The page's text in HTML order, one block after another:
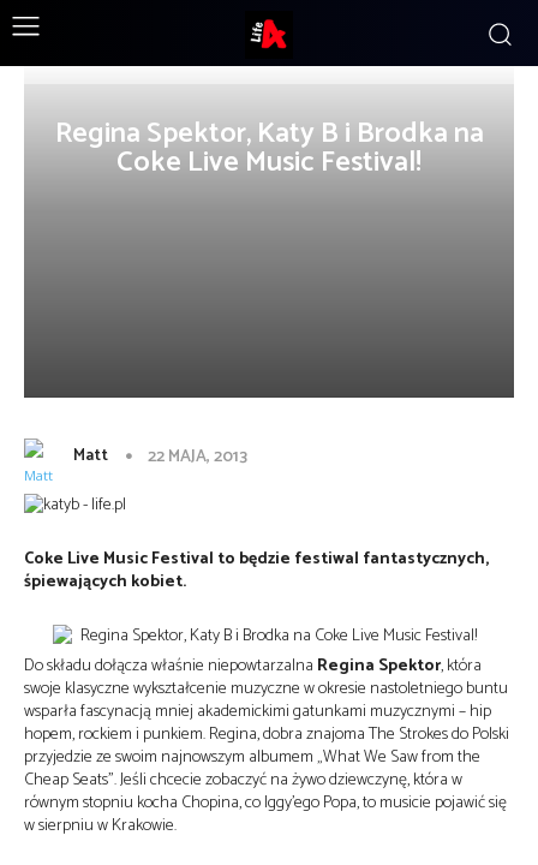
Regina Spektor, Katy B i Brodka na
Coke Live Music Festival!
Matt 22 MAJA, 2013
Coke Live Music Festival to będzie festiwal fantastycznych,
śpiewających kobiet.
Do składu dołącza właśnie niepowtarzalna Regina Spektor, która
swoje klasyczne wykształcenie muzyczne w okresie nastoletniego buntu
wsparła fascynacją mniej akademickimi gatunkami muzycznymi – hip
hopem, rockiem i punkiem. Regina, dobra znajoma The Strokes do Polski
przyjedzie ze swoim najnowszym albumem „What We Saw from the
Cheap Seats”. Jeśli chcecie zobaczyć na żywo dziewczynę, która w
równym stopniu kocha Chopina, co Iggy’ego Popa, to musicie pojawić się
w sierpniu w Krakowie.